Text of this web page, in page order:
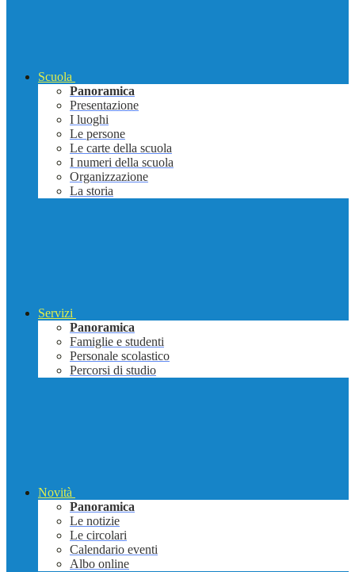
Scuola
Panoramica
Presentazione
I luoghi
Le persone
Le carte della scuola
I numeri della scuola
Organizzazione
La storia
Servizi
Panoramica
Famiglie e studenti
Personale scolastico
Percorsi di studio
Novità
Panoramica
Le notizie
Le circolari
Calendario eventi
Albo online